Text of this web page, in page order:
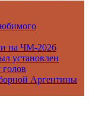
на ЧМ-2026
установлен
Аргентины